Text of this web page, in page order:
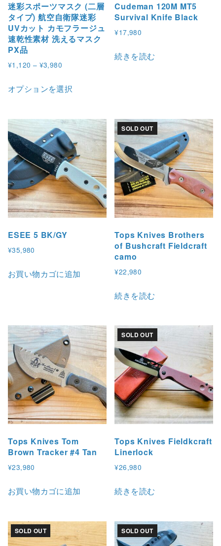
迷彩スポーツマスク (二層
タイプ) 航空自衛隊迷彩
UVカット カモフラージュ
速乾性素材 洗えるマスク
PX品
¥1,120 – ¥3,980
帯
1
,
1
2
0
–
¥
3
,
8
オプションを選択の
品
に
は
複
数
の
バ
リ
ン
す
オ
プ
シ
ョ
ン
は
商
ー
か
ら
Cudeman 120M MT5
Survival Knife Black
¥17,980
続きを読む
ESEE 5 BK/GY
¥35,980
お買い物カゴに追加
SOLD OUT
Tops Knives Brothers
of Bushcraft Fieldcraft
camo
¥22,980
続きを読む
Tops Knives Tom
Brown Tracker #4 Tan
¥23,980
お買い物カゴに追加
SOLD OUT
Tops Knives Fieldkcraft
Linerlock
¥26,980
続きを読む
SOLD OUT SOLD OUT